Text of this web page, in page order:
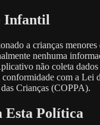
Infantil
a crianças
nenhuma
não coleta dados
conformidade com a Lei
Crianças (COPPA).
Esta Política